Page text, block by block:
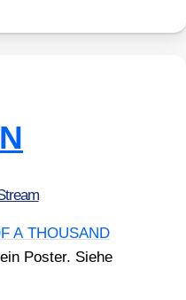
A THOUSAND
Pos­ter. Sie­he